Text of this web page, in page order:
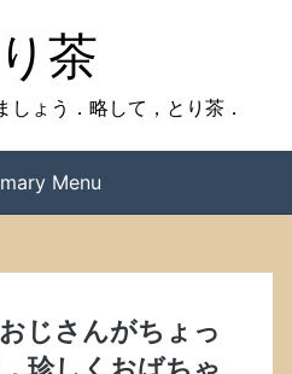
茶
しょう．略して，とり茶．
Menu
じさんがちょっ
珍しくおばちゃ